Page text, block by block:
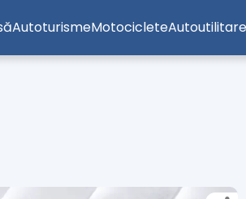
AutoturismeMotocicleteAutoutilitare